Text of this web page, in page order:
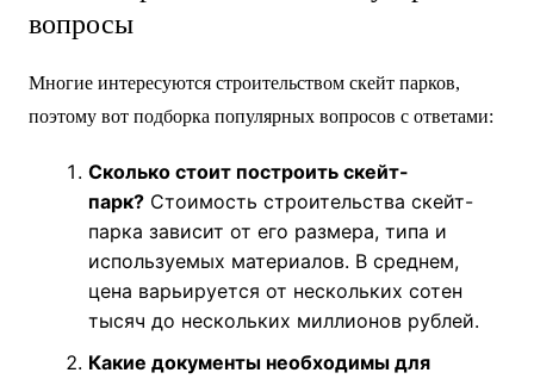
вопросы
Многие интересуются строительством скейт парков,
поэтому вот подборка популярных вопросов с ответами:
Сколько стоит построить скейт-
парк?Стоимость строительства скейт-
парка зависит от его размера, типа и
используемых материалов. В среднем,
цена варьируется от нескольких сотен
тысяч до нескольких миллионов рублей.
Какие документы необходимы для